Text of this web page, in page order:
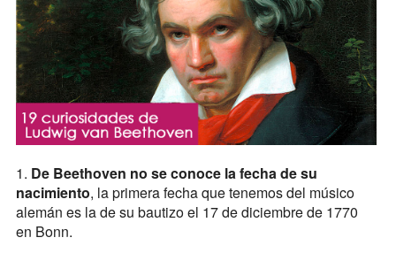
1. De Beethoven no se conoce la fecha de su
nacimiento, la primera fecha que tenemos del músico
alemán es la de su bautizo el 17 de diciembre de 1770
en Bonn.